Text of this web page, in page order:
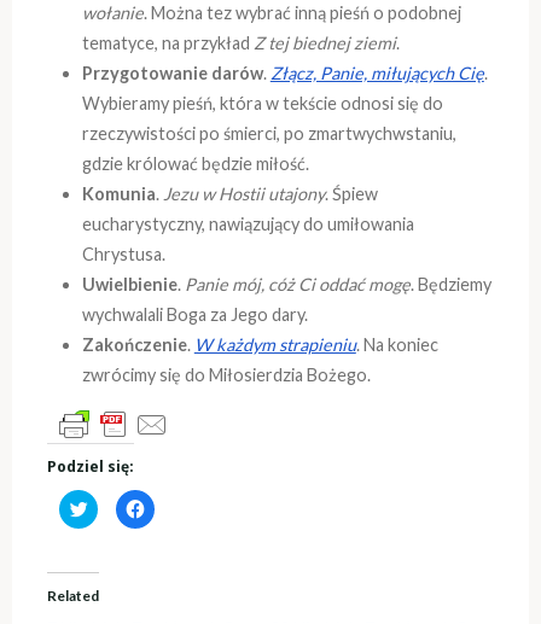
wołanie. Można tez wybrać inną pieśń o podobnej
tematyce, na przykład Z tej biednej ziemi.
Przygotowanie darów. Złącz, Panie, miłujących Cię.
Wybieramy pieśń, która w tekście odnosi się do
rzeczywistości po śmierci, po zmartwychwstaniu,
gdzie królować będzie miłość.
Komunia. Jezu w Hostii utajony. Śpiew
eucharystyczny, nawiązujący do umiłowania
Chrystusa.
Uwielbienie. Panie mój, cóż Ci oddać mogę. Będziemy
wychwalali Boga za Jego dary.
Zakończenie. W każdym strapieniu. Na koniec
zwrócimy się do Miłosierdzia Bożego.
Podziel się:
C
l
t
o
s
C
l
Related